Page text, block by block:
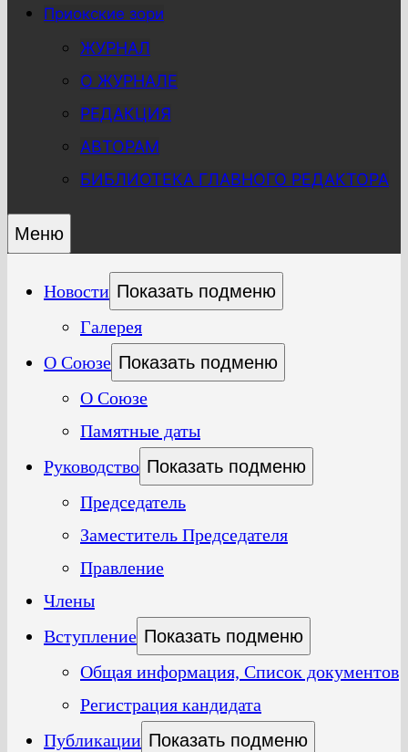
Приокские зори
ЖУРНАЛ
О ЖУРНАЛЕ
РЕДАКЦИЯ
АВТОРАМ
БИБЛИОТЕКА ГЛАВНОГО РЕДАКТОРА
Меню
Новости Показать подменю
Галерея
О Союзе Показать подменю
О Союзе
Памятные даты
Руководство Показать подменю
Председатель
Заместитель Председателя
Правление
Члены
Вступление Показать подменю
Общая информация, Список документов
Регистрация кандидата
Публикации Показать подменю